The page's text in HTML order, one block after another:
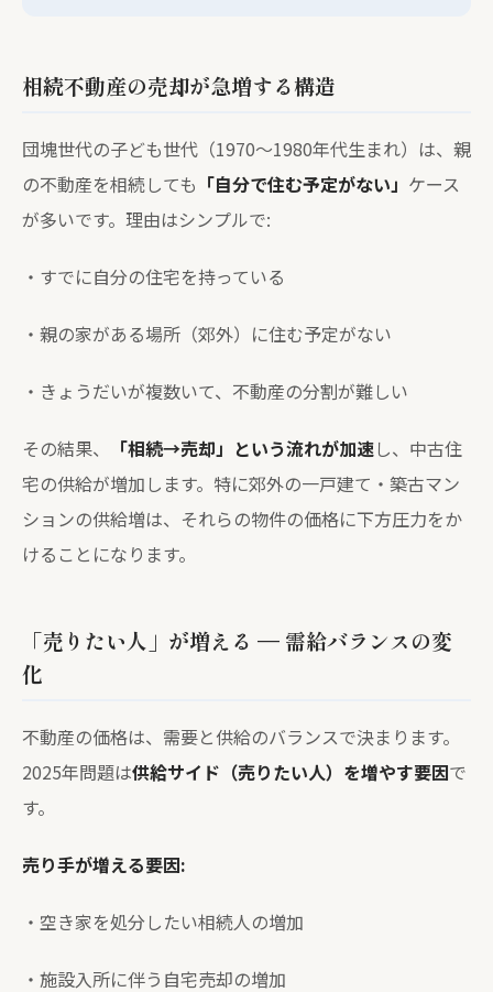
相続不動産の売却が急増する構造
団塊世代の子ども世代（1970〜1980年代生まれ）は、親
の不動産を相続しても 「自分で住む予定がない」 ケース
が多いです。理由はシンプルで:
・すでに自分の住宅を持っている
・親の家がある場所（郊外）に住む予定がない
・きょうだいが複数いて、不動産の分割が難しい
その結果、 「相続→売却」という流れが加速し、中古住
宅の供給が増加します。特に郊外の一戸建て・築古マン
ションの供給増は、それらの物件の価格に下方圧力をか
けることになります。
「売りたい人」が増える — 需給バランスの変
化
不動産の価格は、需要と供給のバランスで決まります。
2025年問題は供給サイド（売りたい人）を増やす要因で
す。
売り手が増える要因:
・空き家を処分したい相続人の増加
・施設入所に伴う自宅売却の増加